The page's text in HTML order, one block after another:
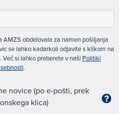
AMZS obdelovala za namen pošiljanja
se lahko kadarkoli odjavite s klikom na
si lahko preberete v naši Politiki
.
novice (po e-pošti, prek
klica)